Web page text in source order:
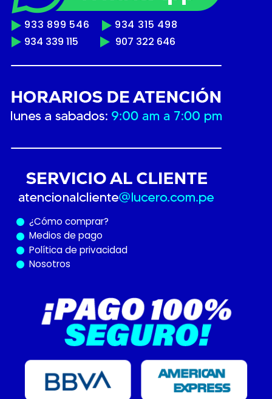
933 899 546
934 315 498
934 339 115
907 322 646
¿Cómo comprar?
Medios de pago
Política de privacidad
Nosotros